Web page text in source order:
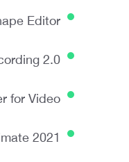
Editor
2.0
for Video
2021